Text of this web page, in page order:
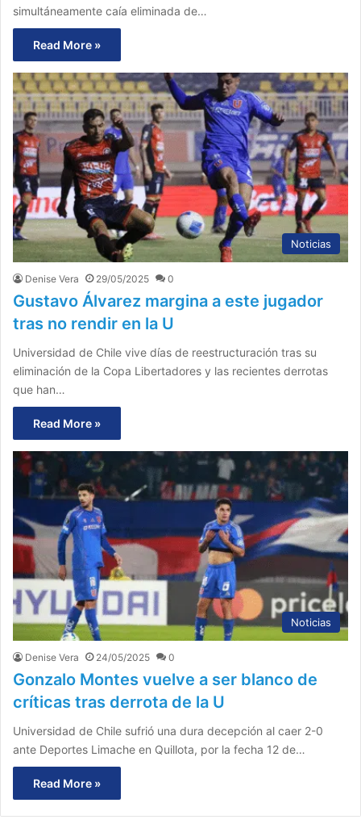
simultáneamente caía eliminada de…
Read More »
Noticias
Denise Vera 29/05/2025 0
Gustavo Álvarez margina a este jugador
tras no rendir en la U
Universidad de Chile vive días de reestructuración tras su
eliminación de la Copa Libertadores y las recientes derrotas
que han…
Read More »
Noticias
Denise Vera 24/05/2025 0
Gonzalo Montes vuelve a ser blanco de
críticas tras derrota de la U
Universidad de Chile sufrió una dura decepción al caer 2-0
ante Deportes Limache en Quillota, por la fecha 12 de…
Read More »